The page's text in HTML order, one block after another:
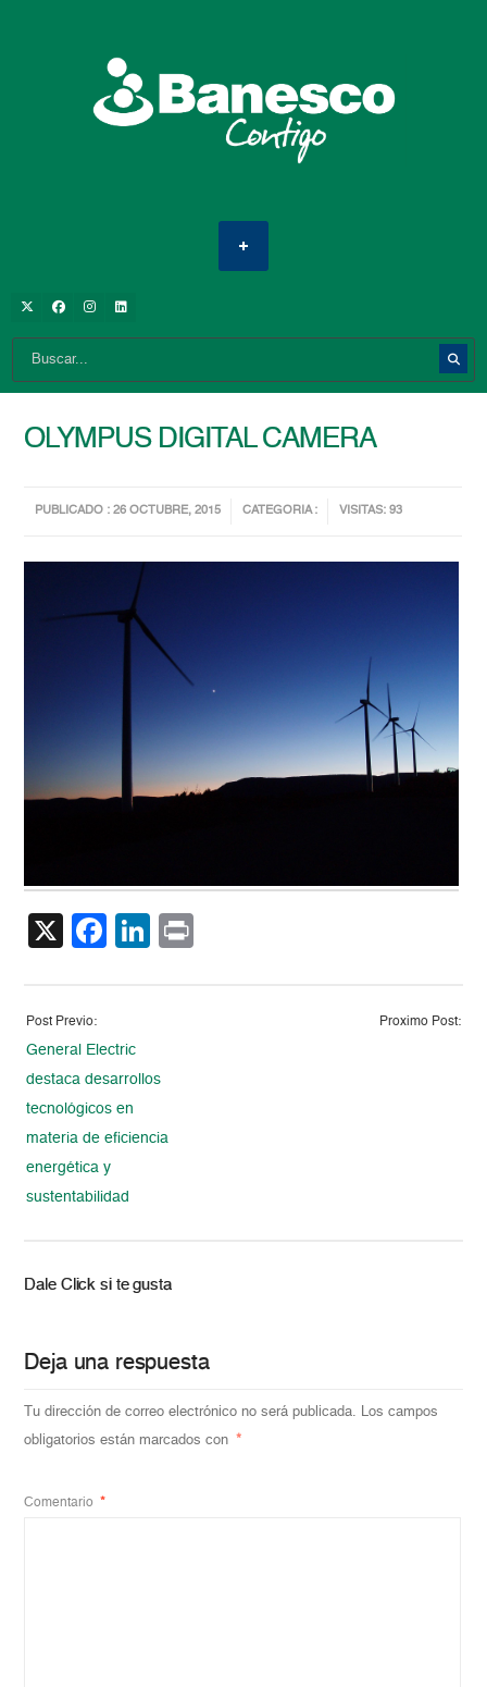
OLYMPUS DIGITAL CAMERA
PUBLICADO : 26 OCTUBRE, 2015 CATEGORIA : VISITAS: 93
X Facebook
LinkedIn
Post Previo:
General Electric
destaca desarrollos
tecnológicos en
materia de eficiencia
energética y
sustentabilidad
Proximo Post:
Dale Click si te gusta
Deja una respuesta
Tu dirección de correo electrónico no será publicada. Los campos
obligatorios están marcados con *
Comentario *